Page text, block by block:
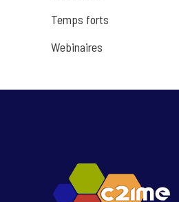
Temps forts
Webinaires